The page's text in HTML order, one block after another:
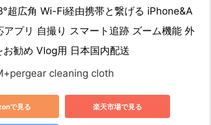
超広角 Wi-Fi経由携帯と繋げる iPhone&A
プリ 自撮り スマート追跡 ズーム機能 外
お勧め Vlog用 日本国内配送
cleaning cloth
で見る 楽天市場で見る